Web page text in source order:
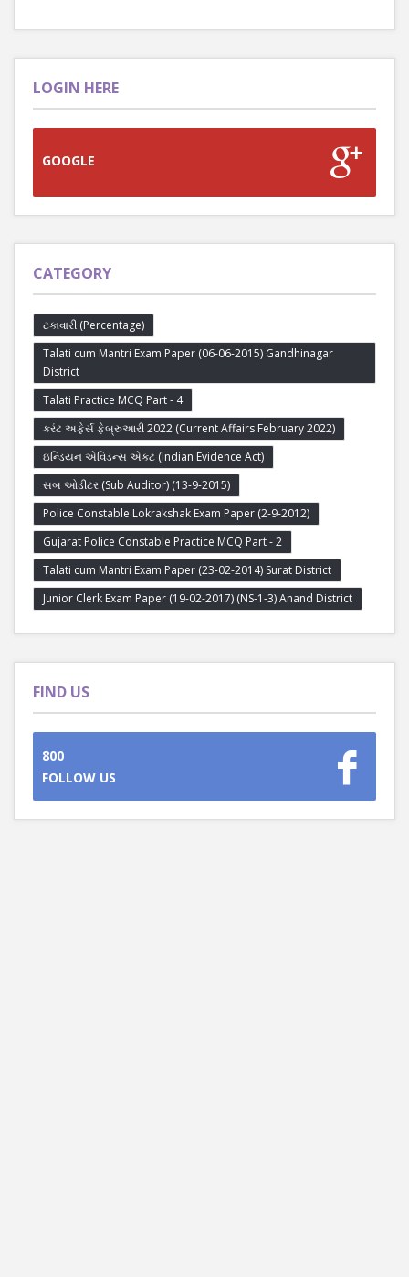
LOGIN HERE
GOOGLE
CATEGORY
ટકાવારી (Percentage)
Talati cum Mantri Exam Paper (06-06-2015) Gandhinagar
District
Talati Practice MCQ Part - 4
કરંટ અફેર્સ ફેબ્રુઆરી 2022 (Current Affairs February 2022)
ઇન્ડિયન એવિડન્સ એક્ટ (Indian Evidence Act)
સબ ઓડીટર (Sub Auditor) (13-9-2015)
Police Constable Lokrakshak Exam Paper (2-9-2012)
Gujarat Police Constable Practice MCQ Part - 2
Talati cum Mantri Exam Paper (23-02-2014) Surat District
Junior Clerk Exam Paper (19-02-2017) (NS-1-3) Anand District
FIND US
800
FOLLOW US